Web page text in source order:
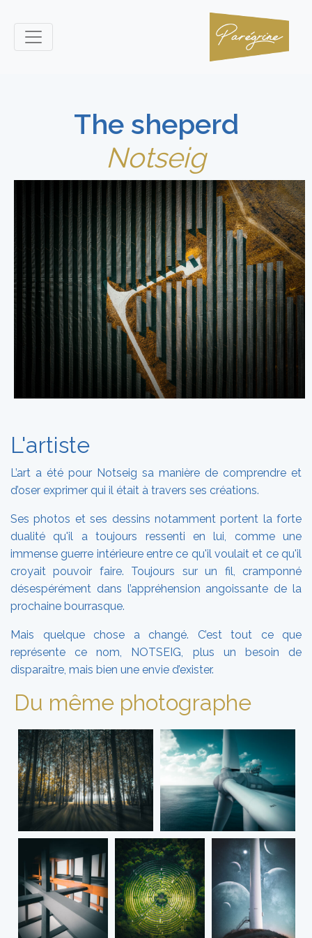
The sheperd
Notseig
L'artiste
L’art a été pour Notseig sa manière de comprendre et
d’oser exprimer qui il était à travers ses créations.
Ses photos et ses dessins notamment portent la forte
dualité qu'il a toujours ressenti en lui, comme une
immense guerre intérieure entre ce qu'il voulait et ce qu'il
croyait pouvoir faire. Toujours sur un fil, cramponné
désespérément dans l’appréhension angoissante de la
prochaine bourrasque.
Mais quelque chose a changé. C’est tout ce que
représente ce nom, NOTSEIG, plus un besoin de
disparaître, mais bien une envie d’exister.
Du même photographe